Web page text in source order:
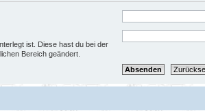
ist. Diese hast du bei der
Bereich geändert.